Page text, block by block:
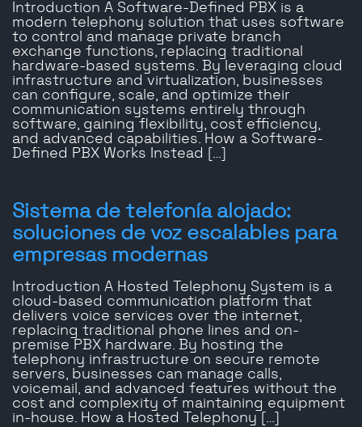
Introduction A Software-Defined PBX is a
modern telephony solution that uses software
to control and manage private branch
exchange functions, replacing traditional
hardware-based systems. By leveraging cloud
infrastructure and virtualization, businesses
can configure, scale, and optimize their
communication systems entirely through
software, gaining flexibility, cost efficiency,
and advanced capabilities. How a Software-
Defined PBX Works Instead […]
Sistema de telefonía alojado:
soluciones de voz escalables para
empresas modernas
Introduction A Hosted Telephony System is a
cloud-based communication platform that
delivers voice services over the internet,
replacing traditional phone lines and on-
premise PBX hardware. By hosting the
telephony infrastructure on secure remote
servers, businesses can manage calls,
voicemail, and advanced features without the
cost and complexity of maintaining equipment
in-house. How a Hosted Telephony […]